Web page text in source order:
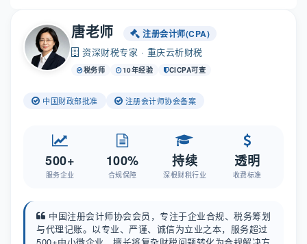
唐老师 注册会计师(CPA)
资深财税专家 · 重庆云析财税
税务师 10年经验 CICPA可查
中国财政部批准 注册会计师协会备案
500+
服务企业
100%
合规保障
持续
深根财税行业
透明
收费标准
中国注册会计师协会会员，专注于企业合规、税务筹划
与代理记账。以专业、严谨、诚信为立业之本，服务超过